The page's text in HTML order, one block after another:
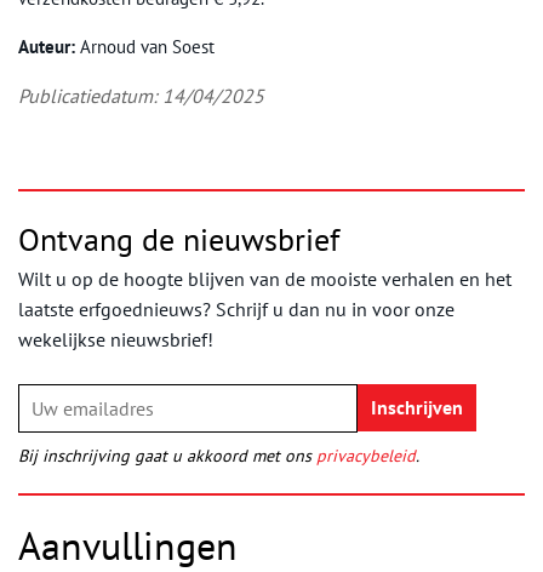
Auteur: Arnoud van Soest
Publicatiedatum: 14/04/2025
Ontvang de nieuwsbrief
Wilt u op de hoogte blijven van de mooiste verhalen en het
laatste erfgoednieuws? Schrijf u dan nu in voor onze
wekelijkse nieuwsbrief!
Bij inschrijving gaat u akkoord met ons privacybeleid.
Aanvullingen